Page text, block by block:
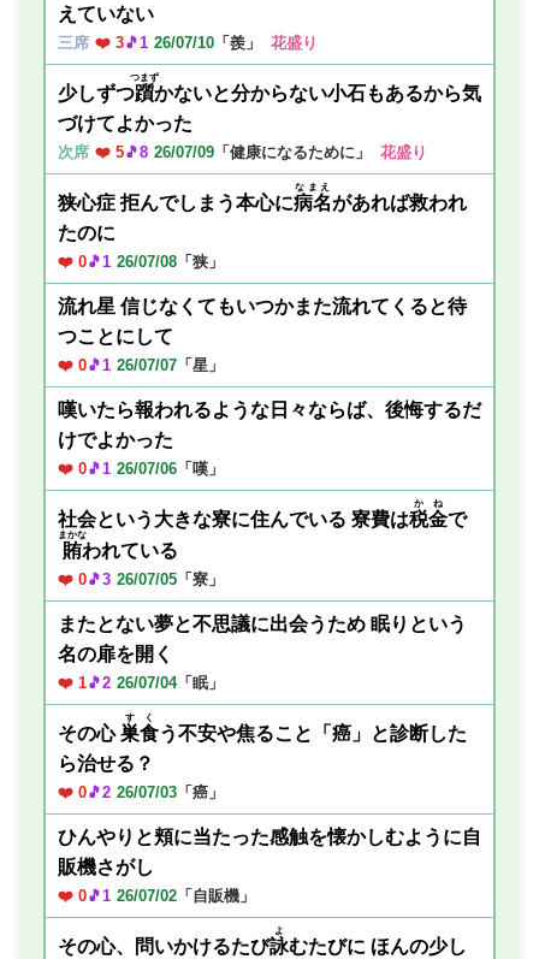
えていない
三席 ❤️ 3🎵1 26/07/10 「羨」 花盛り
少しずつ躓
つまず
かないと分からない小石もあるから気
づけてよかった
次席 ❤️ 5🎵8 26/07/09 「健康になるために」 花盛り
狭心症 拒んでしまう本心に病名
なまえ
があれば救われ
たのに
❤️ 0🎵1 26/07/08 「狭」
流れ星 信じなくてもいつかまた流れてくると待
つことにして
❤️ 0🎵1 26/07/07 「星」
嘆いたら報われるような日々ならば、後悔するだ
けでよかった
❤️ 0🎵1 26/07/06 「嘆」
社会という大きな寮に住んでいる 寮費は税金
かね
で
賄
まかな
われている
❤️ 0🎵3 26/07/05 「寮」
またとない夢と不思議に出会うため 眠りという
名の扉を開く
❤️ 1🎵2 26/07/04「眠」
その心巣食
すく
う不安や焦ること「癌」と診断した
ら治せる？
❤️ 0🎵2 26/07/03 「癌」
ひんやりと頬に当たった感触を懐かしむように自
販機さがし
❤️ 0🎵1 26/07/02 「自販機」
その心、問いかけるたび詠
よ
むたびに ほんの少し